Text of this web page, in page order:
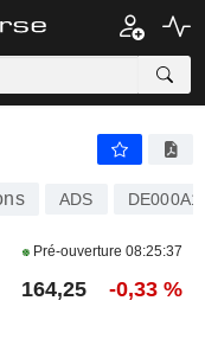
ADS
Pré-ouverture 08:25:37
164,25 -0,33 %